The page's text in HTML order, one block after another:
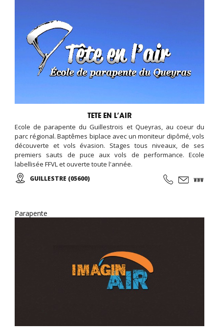
TETE EN L’AIR
Ecole de parapente du Guillestrois et Queyras, au coeur du
parc régional. Baptêmes biplace avec un moniteur dipômé, vols
découverte et vols évasion. Stages tous niveaux, de ses
premiers sauts de puce aux vols de performance. Ecole
labellisée FFVL et ouverte toute l'année.
GUILLESTRE (05600)
Parapente